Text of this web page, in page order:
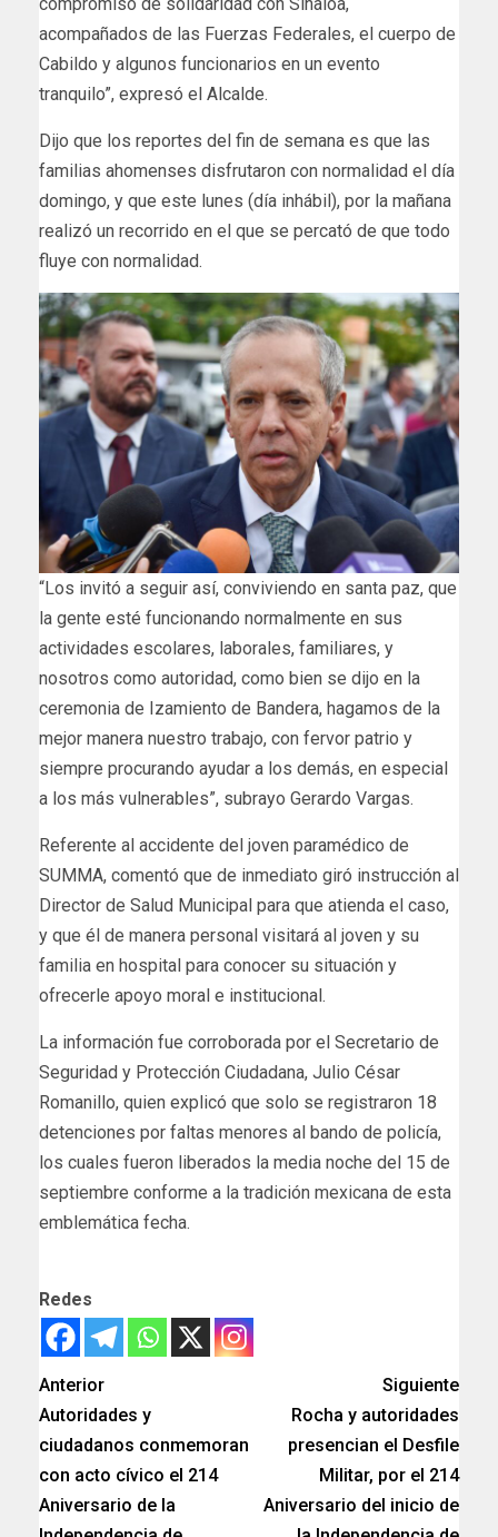
acompañados de las Fuerzas Federales, el cuerpo de
Cabildo y algunos funcionarios en un evento
tranquilo”, expresó el Alcalde.
Dijo que los reportes del fin de semana es que las
familias ahomenses disfrutaron con normalidad el día
domingo, y que este lunes (día inhábil), por la mañana
realizó un recorrido en el que se percató de que todo
fluye con normalidad.
“Los invitó a seguir así, conviviendo en santa paz, que
la gente esté funcionando normalmente en sus
actividades escolares, laborales, familiares, y
nosotros como autoridad, como bien se dijo en la
ceremonia de Izamiento de Bandera, hagamos de la
mejor manera nuestro trabajo, con fervor patrio y
siempre procurando ayudar a los demás, en especial
a los más vulnerables”, subrayo Gerardo Vargas.
Referente al accidente del joven paramédico de
SUMMA, comentó que de inmediato giró instrucción al
Director de Salud Municipal para que atienda el caso,
y que él de manera personal visitará al joven y su
familia en hospital para conocer su situación y
ofrecerle apoyo moral e institucional.
La información fue corroborada por el Secretario de
Seguridad y Protección Ciudadana, Julio César
Romanillo, quien explicó que solo se registraron 18
detenciones por faltas menores al bando de policía,
los cuales fueron liberados la media noche del 15 de
septiembre conforme a la tradición mexicana de esta
emblemática fecha.
Redes
Anterior
Autoridades y
ciudadanos conmemoran
con acto cívico el 214
Aniversario de la
Siguiente
Rocha y autoridades
presencian el Desfile
Militar, por el 214
Aniversario del inicio de